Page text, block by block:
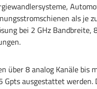
als je
bei 2 GHz
über 8 analog Kanäle
ausgestattet werden.